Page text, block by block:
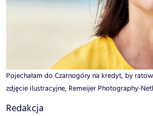
Pojechałam do Czarnogóry na kredyt, by
zdjęcie ilustracyjne, Remeijer Photography-
Redakcja